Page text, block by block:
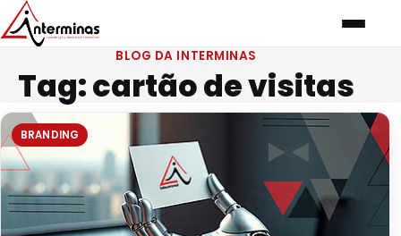
BLOG DA INTERMINAS
Tag:cartão de visitas
BRANDING